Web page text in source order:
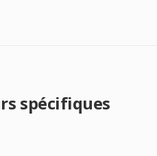
spécifiques